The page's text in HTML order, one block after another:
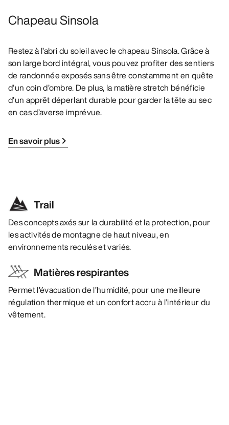
Chapeau Sinsola
Restez à l’abri du soleil avec le chapeau Sinsola. Grâce à
son large bord intégral, vous pouvez profiter des sentiers
de randonnée exposés sans être constamment en quête
d’un coin d’ombre. De plus, la matière stretch bénéficie
d’un apprêt déperlant durable pour garder la tête au sec
en cas d’averse imprévue.
En savoir plus
Trail
Des concepts axés sur la durabilité et la protection, pour
les activités de montagne de haut niveau, en
environnements reculés et variés.
Matières respirantes
Permet l’évacuation de l’humidité, pour une meilleure
régulation thermique et un confort accru à l’intérieur du
vêtement.